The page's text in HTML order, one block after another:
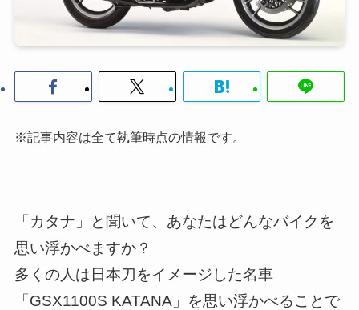
※記事内容は全て執筆時点の情報です。
「カタナ」と聞いて、あなたはどんなバイクを
思い浮かべますか？
多くの人は日本刀をイメージした名車
「GSX1100S KATANA」を思い浮かべることで